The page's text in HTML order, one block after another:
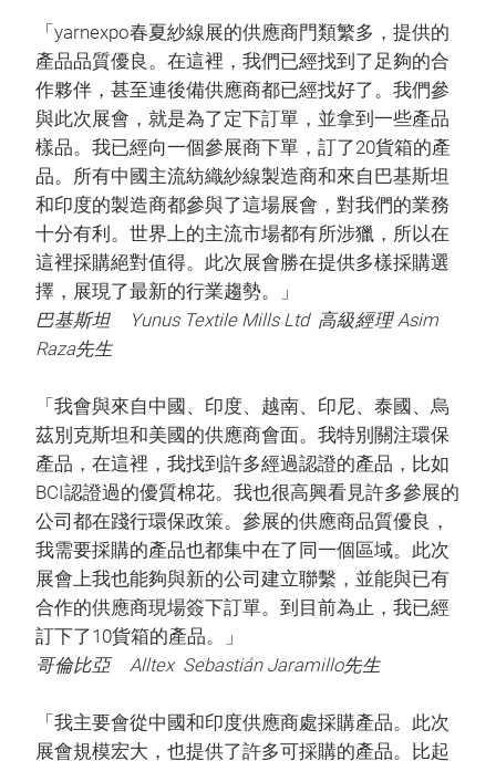
「yarnexpo春夏紗線展的供應商門類繁多，提供的
產品品質優良。在這裡，我們已經找到了足夠的合
作夥伴，甚至連後備供應商都已經找好了。我們參
與此次展會，就是為了定下訂單，並拿到一些產品
樣品。我已經向一個參展商下單，訂了20貨箱的產
品。所有中國主流紡織紗線製造商和來自巴基斯坦
和印度的製造商都參與了這場展會，對我們的業務
十分有利。世界上的主流市場都有所涉獵，所以在
這裡採購絕對值得。此次展會勝在提供多樣採購選
擇，展現了最新的行業趨勢。」
巴基斯坦 Yunus Textile Mills Ltd 高級經理 Asim
Raza先生
「我會與來自中國、印度、越南、印尼、泰國、烏
茲別克斯坦和美國的供應商會面。我特別關注環保
產品，在這裡，我找到許多經過認證的產品，比如
BCI認證過的優質棉花。我也很高興看見許多參展的
公司都在踐行環保政策。參展的供應商品質優良，
我需要採購的產品也都集中在了同一個區域。此次
展會上我也能夠與新的公司建立聯繫，並能與已有
合作的供應商現場簽下訂單。到目前為止，我已經
訂下了10貨箱的產品。」
哥倫比亞 Alltex Sebastián Jaramillo先生
「我主要會從中國和印度供應商處採購產品。此次
展會規模宏大，也提供了許多可採購的產品。比起